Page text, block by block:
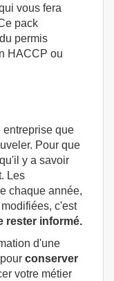
vous fera
pack
permis
HACCP ou
entreprise que
Pour que
y a savoir
Les
chaque année,
c'est
rester informé.
d'une
conserver
votre métier